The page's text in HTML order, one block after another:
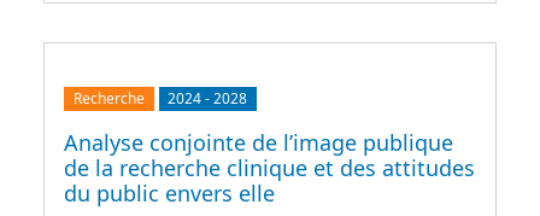
Recherche 2024-2028
Analyse conjointe de l’image publique
de la recherche clinique et des attitudes
du public envers elle